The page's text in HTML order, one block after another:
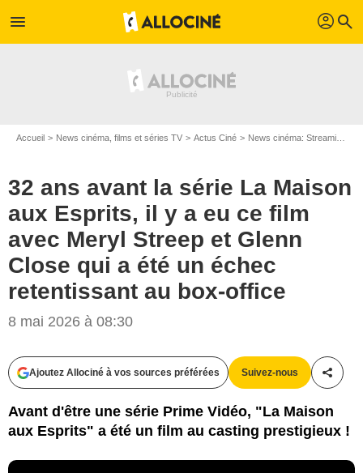
menu profil search
Accueil News cinéma, films et séries TV Actus Ciné News cinéma: Streaming
32 ans avant la série La Maison
aux Esprits, il y a eu ce film
avec Meryl Streep et Glenn
Close qui a été un échec
retentissant au box-office
8 mai 2026 à 08:30
Ajoutez Allociné à vos sources préférées Suivez-nous
Avant d'être une série Prime Vidéo, "La Maison
aux Esprits" a été un film au casting prestigieux !